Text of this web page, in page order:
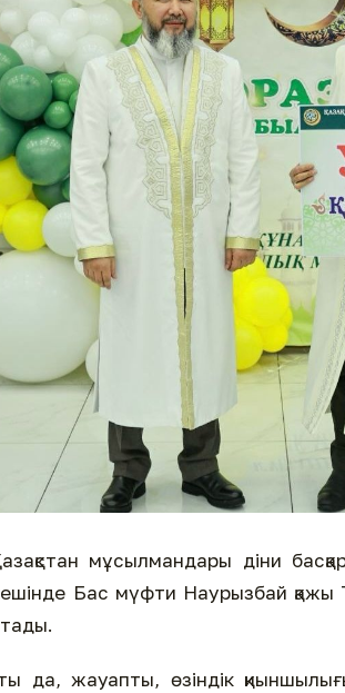
мұсылмандары діни
Бас мүфти Наурызбай қажы
да, жауапты, өзіндік